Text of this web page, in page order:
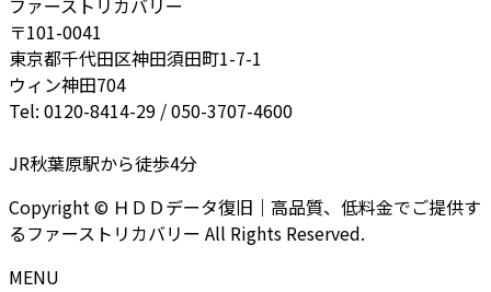
ファーストリカバリー
〒101-0041
東京都千代田区神田須田町1-7-1
ウィン神田704
Tel: 0120-8414-29 / 050-3707-4600
JR秋葉原駅から徒歩4分
Copyright © ＨＤＤデータ復旧｜高品質、低料金でご提供す
るファーストリカバリー All Rights Reserved.
MENU